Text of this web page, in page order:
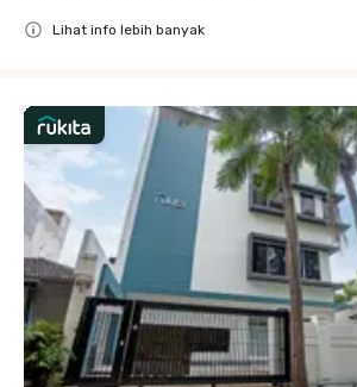
Lihat info lebih banyak